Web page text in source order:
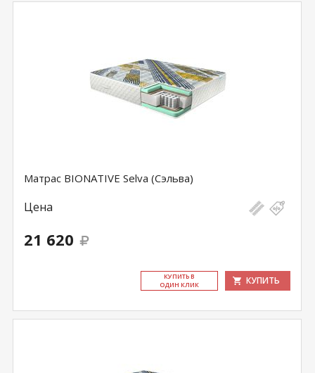
Матрас BIONATIVE Selva (Сэльва)
Цена
21 620
КУ­ПИТЬ В
ОДИН КЛИК
КУПИТЬ